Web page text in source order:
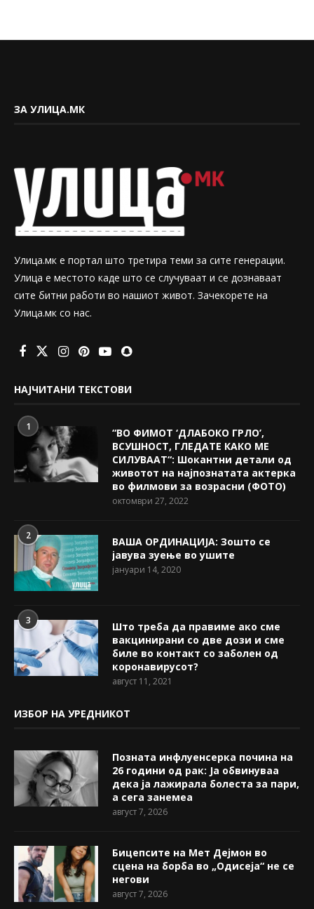
ЗА УЛИЦА.МК
Улица.мк е портал што третира теми за сите генерации.
Улица е местото каде што се случуваат и се дознаваат
сите битни работи во нашиот живот. Зачекорете на
Улица.мк со нас.
НАЈЧИТАНИ ТЕКСТОВИ
1
“ВО ФИМОТ ‘ДЛАБОКО ГРЛО’,
ВСУШНОСТ, ГЛЕДАТЕ КАКО МЕ
СИЛУВААТ“: Шокантни детали од
животот на најпознатата актерка
во филмови за возрасни (ФОТО)
октомври 27, 2022
2
ВАША ОРДИНАЦИЈА: Зошто се
јавува зуење во ушите
јануари 14, 2020
3
Што треба да правиме ако сме
вакцинирани со две дози и сме
биле во контакт со заболен од
коронавирусот?
август 11, 2021
ИЗБОР НА УРЕДНИКОТ
Позната инфлуенсерка почина на
26 години од рак: Ја обвинуваа
дека ја лажирала болеста за пари,
а сега занемеа
август 7, 2026
Бицепсите на Мет Дејмон во
сцена на борба во „Одисеја“ не се
негови
август 7, 2026